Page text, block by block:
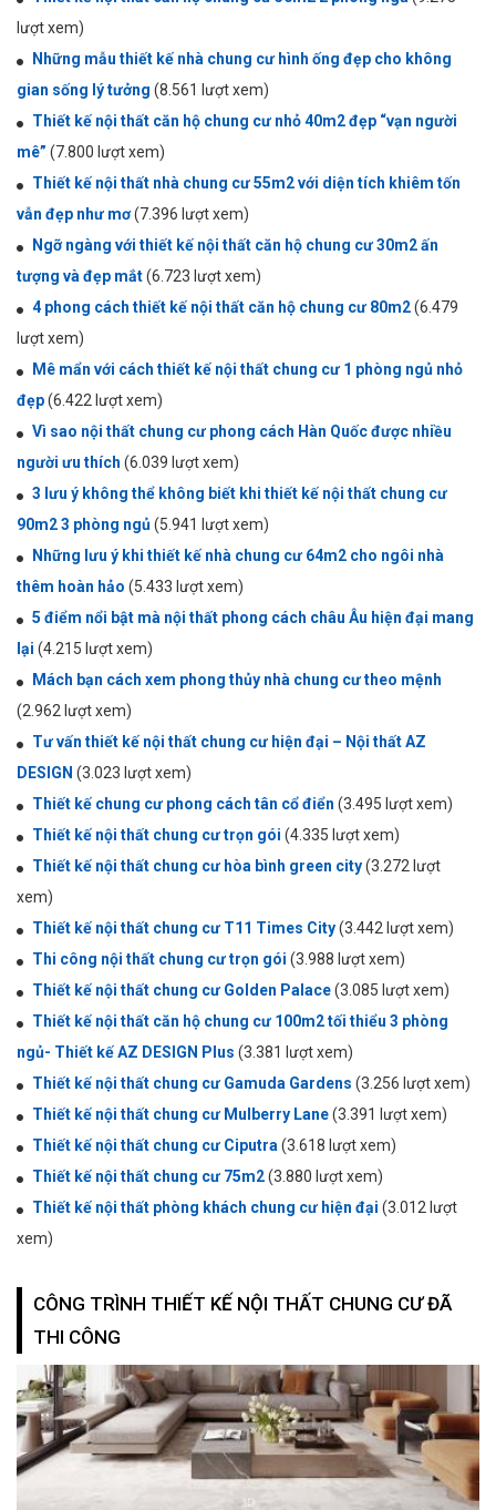
lượt xem)
Những mẫu thiết kế nhà chung cư hình ống đẹp cho không
gian sống lý tưởng (8.561 lượt xem)
Thiết kế nội thất căn hộ chung cư nhỏ 40m2 đẹp “vạn người
mê” (7.800 lượt xem)
Thiết kế nội thất nhà chung cư 55m2 với diện tích khiêm tốn
vẫn đẹp như mơ(7.396 lượt xem)
Ngỡ ngàng với thiết kế nội thất căn hộ chung cư 30m2 ấn
tượng và đẹp mắt(6.723 lượt xem)
4 phong cách thiết kế nội thất căn hộ chung cư 80m2(6.479
lượt xem)
Mê mẩn với cách thiết kế nội thất chung cư 1 phòng ngủ nhỏ
đẹp(6.422 lượt xem)
Vì sao nội thất chung cư phong cách Hàn Quốc được nhiều
người ưu thích (6.039 lượt xem)
3 lưu ý không thể không biết khi thiết kế nội thất chung cư
90m2 3 phòng ngủ(5.941 lượt xem)
Những lưu ý khi thiết kế nhà chung cư 64m2 cho ngôi nhà
thêm hoàn hảo (5.433 lượt xem)
5 điểm nổi bật mà nội thất phong cách châu Âu hiện đại mang
lại (4.215 lượt xem)
Mách bạn cách xem phong thủy nhà chung cư theo mệnh
(2.962 lượt xem)
Tư vấn thiết kế nội thất chung cư hiện đại – Nội thất AZ
DESIGN (3.023 lượt xem)
Thiết kế chung cư phong cách tân cổ điển (3.495 lượt xem)
Thiết kế nội thất chung cư trọn gói (4.335 lượt xem)
Thiết kế nội thất chung cư hòa bình green city(3.272 lượt
xem)
Thiết kế nội thất chung cư T11 Times City(3.442 lượt xem)
Thi công nội thất chung cư trọn gói (3.988 lượt xem)
Thiết kế nội thất chung cư Golden Palace(3.085 lượt xem)
Thiết kế nội thất căn hộ chung cư 100m2 tối thiểu 3 phòng
ngủ- Thiết kế AZ DESIGN Plus (3.381 lượt xem)
Thiết kế nội thất chung cư Gamuda Gardens (3.256 lượt xem)
Thiết kế nội thất chung cư Mulberry Lane(3.391 lượt xem)
Thiết kế nội thất chung cư Ciputra (3.618 lượt xem)
Thiết kế nội thất chung cư 75m2(3.880 lượt xem)
Thiết kế nội thất phòng khách chung cư hiện đại (3.012 lượt
xem)
CÔNG TRÌNH THIẾT KẾ NỘI THẤT CHUNG CƯ ĐÃ
THI CÔNG